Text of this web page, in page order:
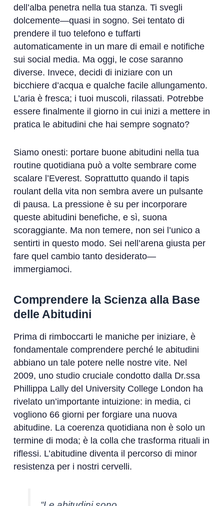
dell’alba penetra nella tua stanza. Ti svegli
dolcemente—quasi in sogno. Sei tentato di
prendere il tuo telefono e tuffarti
automaticamente in un mare di email e notifiche
sui social media. Ma oggi, le cose saranno
diverse. Invece, decidi di iniziare con un
bicchiere d’acqua e qualche facile allungamento.
L’aria è fresca; i tuoi muscoli, rilassati. Potrebbe
essere finalmente il giorno in cui inizi a mettere in
pratica le abitudini che hai sempre sognato?
Siamo onesti: portare buone abitudini nella tua
routine quotidiana può a volte sembrare come
scalare l’Everest. Soprattutto quando il tapis
roulant della vita non sembra avere un pulsante
di pausa. La pressione è su per incorporare
queste abitudini benefiche, e sì, suona
scoraggiante. Ma non temere, non sei l’unico a
sentirti in questo modo. Sei nell’arena giusta per
fare quel cambio tanto desiderato—
immergiamoci.
Comprendere la Scienza alla Base
delle Abitudini
Prima di rimboccarti le maniche per iniziare, è
fondamentale comprendere perché le abitudini
abbiano un tale potere nelle nostre vite. Nel
2009, uno studio cruciale condotto dalla Dr.ssa
Phillippa Lally del University College London ha
rivelato un’importante intuizione: in media, ci
vogliono 66 giorni per forgiare una nuova
abitudine. La coerenza quotidiana non è solo un
termine di moda; è la colla che trasforma rituali in
riflessi. L’abitudine diventa il percorso di minor
resistenza per i nostri cervelli.